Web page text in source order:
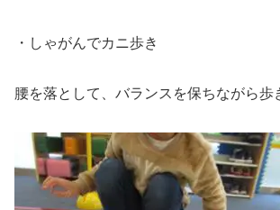
・しゃがんでカニ歩き
腰を落として、バランスを保ちながら歩